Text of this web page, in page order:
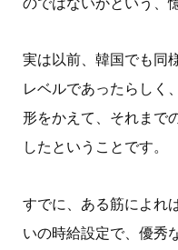
実は以前、韓国でも同
レベルであったらしく
形をかえて、それまで
したということです。
すでに、ある筋によれ
いの時給設定で、優秀